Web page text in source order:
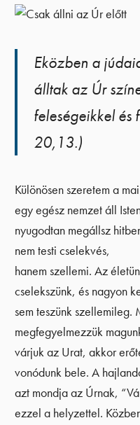
Eközben a
álltak az Úr
feleségeikkel és
20,13.)
Különösen szeretem a
egy egész nemzet áll
nyugodtan megállsz
nem testi cselekvés,
hanem szellemi. Az
cselekszünk, és nagyon
sem teszünk szellemileg.
megfegyelmezzük
várjuk az Urat, akkor
vonódunk bele. A
azt mondja az Úrnak,
ezzel a helyzettel.